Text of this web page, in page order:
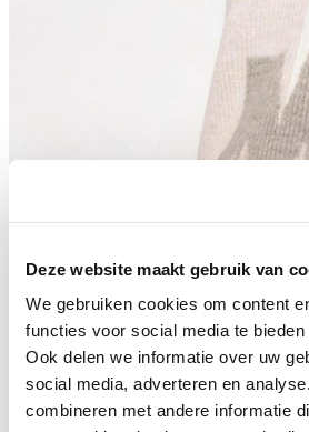
Deze website maakt gebruik van
We gebruiken cookies om content
functies voor social media te
Ook delen we informatie over uw
social media, adverteren en
combineren met andere informatie